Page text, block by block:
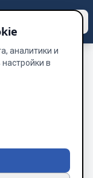
аналитики и
в